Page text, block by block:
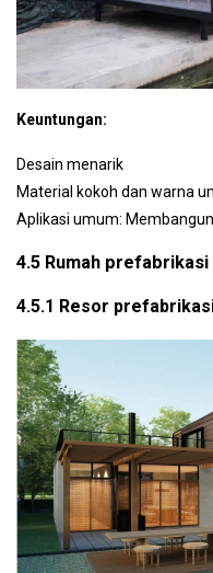
Keuntungan:
Desain menarik
Material kokoh dan warna
Aplikasi umum:
4.5 Rumah
4.5.1 Resor